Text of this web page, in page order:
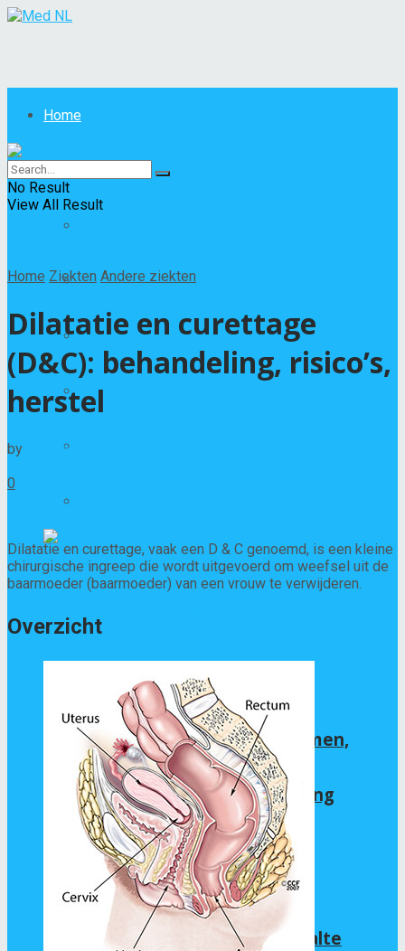
Home
Ziekten
Andere ziekten
Besmettelijke of parasitaire ziekten
Huidziektes
Baarmoederkanker
(endometriumkanker): symptomen,
oorzaak, diagnose en behandeling
Kankers die het calcitoninegehalte
No Result
View All Result
Home Ziekten Andere ziekten
Dilatatie en curettage
(D&C): behandeling, risico’s,
herstel
by
Sijmen Stoel, M.D.
0
Dilatatie en curettage, vaak een D & C genoemd, is een kleine
chirurgische ingreep die wordt uitgevoerd om weefsel uit de
baarmoeder (baarmoeder) van een vrouw te verwijderen.
Overzicht